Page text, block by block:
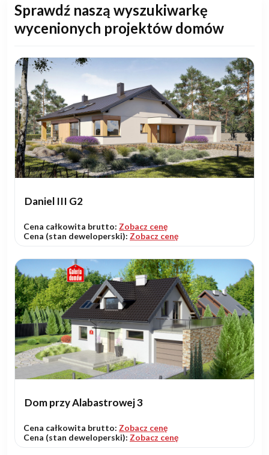
Sprawdź naszą wyszukiwarkę
wycenionych projektów domów
Daniel III G2
Cena całkowita brutto: Zobacz cenę
Cena (stan deweloperski): Zobacz cenę
Dom przy Alabastrowej 3
Cena całkowita brutto: Zobacz cenę
Cena (stan deweloperski): Zobacz cenę